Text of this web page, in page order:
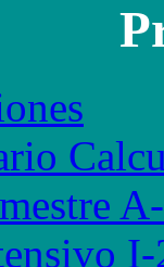
I-